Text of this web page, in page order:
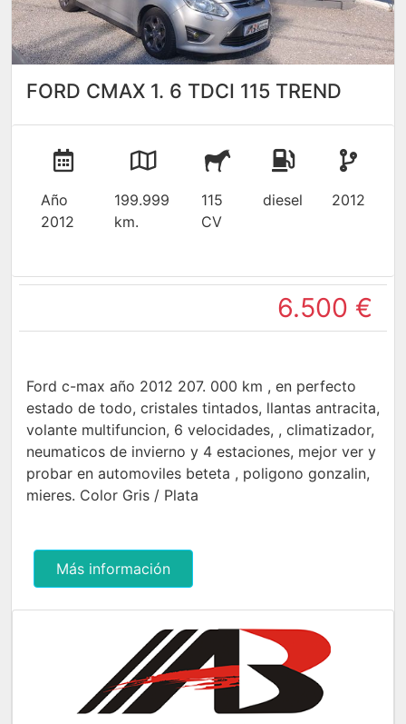
FORD CMAX 1. 6 TDCI 115 TREND
Año
2012
199.999
km.
115
CV
diesel 2012
6.500 €
Ford c-max año 2012 207. 000 km , en perfecto
estado de todo, cristales tintados, llantas antracita,
volante multifuncion, 6 velocidades, , climatizador,
neumaticos de invierno y 4 estaciones, mejor ver y
probar en automoviles beteta , poligono gonzalin,
mieres. Color Gris / Plata
Más información